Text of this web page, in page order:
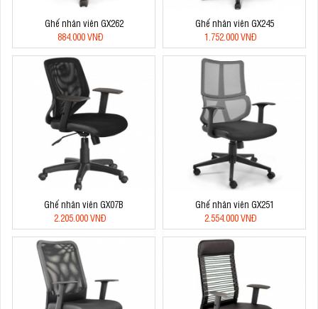
Ghế nhân viên GX262
884.000 VNĐ
Ghế nhân viên GX245
1.752.000 VNĐ
Ghế nhân viên GX07B
2.205.000 VNĐ
Ghế nhân viên GX251
2.554.000 VNĐ